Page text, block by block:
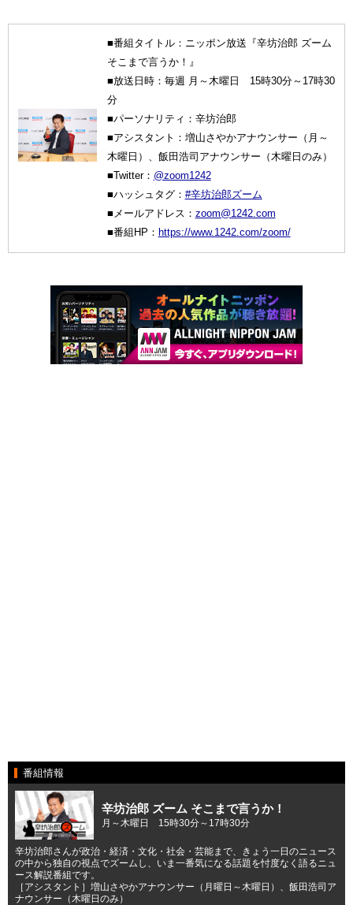
■番組タイトル：ニッポン放送『辛坊治郎 ズーム
そこまで言うか！』
■放送日時：毎週 月～木曜日 15時30分～17時30
分
■パーソナリティ：辛坊治郎
■アシスタント：増山さやかアナウンサー（月～
木曜日）、飯田浩司アナウンサー（木曜日のみ）
■Twitter： @zoom1242
■ハッシュタグ： #辛坊治郎ズーム
■メールアドレス： zoom@1242.com
■番組HP： https://www.1242.com/zoom/
番組情報
辛坊治郎 ズーム そこまで言うか！
月～木曜日 15時30分～17時30分
辛坊治郎さんが政治・経済・文化・社会・芸能まで、きょう一日のニュース
の中から独自の視点でズームし、いま一番気になる話題を忖度なく語るニュ
ース解説番組です。
［アシスタント］増山さやかアナウンサー（月曜日～木曜日）、飯田浩司ア
ナウンサー（木曜日のみ）